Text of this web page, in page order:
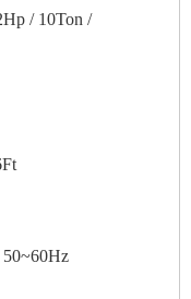
/ 10Ton /
50~60Hz